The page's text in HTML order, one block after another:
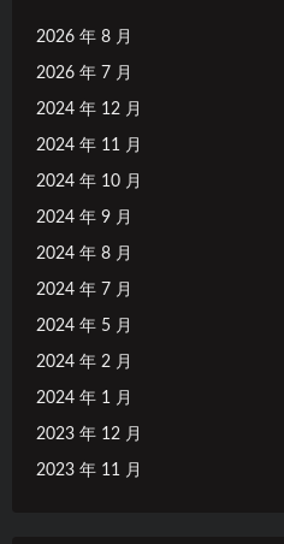
2026 年 8 月
2026 年 7 月
2024 年 12 月
2024 年 11 月
2024 年 10 月
2024 年 9 月
2024 年 8 月
2024 年 7 月
2024 年 5 月
2024 年 2 月
2024 年 1 月
2023 年 12 月
2023 年 11 月